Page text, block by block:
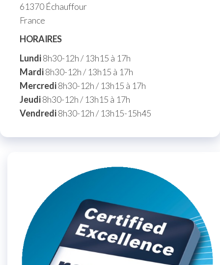
61370 Échauffour
France
HORAIRES
Lundi8h30-12h / 13h15 à 17h
Mardi8h30-12h / 13h15 à 17h
Mercredi8h30-12h / 13h15 à 17h
Jeudi8h30-12h / 13h15 à 17h
Vendredi8h30-12h / 13h15-15h45